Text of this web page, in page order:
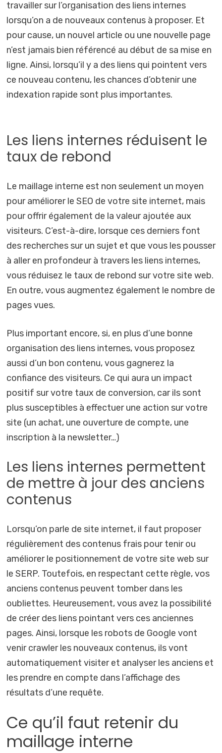
travailler sur l’organisation des liens internes
lorsqu’on a de nouveaux contenus à proposer. Et
pour cause, un nouvel article ou une nouvelle page
n’est jamais bien référencé au début de sa mise en
ligne. Ainsi, lorsqu’il y a des liens qui pointent vers
ce nouveau contenu, les chances d’obtenir une
indexation rapide sont plus importantes.
Les liens internes réduisent le
taux de rebond
Le maillage interne est non seulement un moyen
pour améliorer le SEO de votre site internet, mais
pour offrir également de la valeur ajoutée aux
visiteurs. C’est-à-dire, lorsque ces derniers font
des recherches sur un sujet et que vous les pousser
à aller en profondeur à travers les liens internes,
vous réduisez le taux de rebond sur votre site web.
En outre, vous augmentez également le nombre de
pages vues.
Plus important encore, si, en plus d’une bonne
organisation des liens internes, vous proposez
aussi d’un bon contenu, vous gagnerez la
confiance des visiteurs. Ce qui aura un impact
positif sur votre taux de conversion, car ils sont
plus susceptibles à effectuer une action sur votre
site (un achat, une ouverture de compte, une
inscription à la newsletter…)
Les liens internes permettent
de mettre à jour des anciens
contenus
Lorsqu’on parle de site internet, il faut proposer
régulièrement des contenus frais pour tenir ou
améliorer le positionnement de votre site web sur
le SERP. Toutefois, en respectant cette règle, vos
anciens contenus peuvent tomber dans les
oubliettes. Heureusement, vous avez la possibilité
de créer des liens pointant vers ces anciennes
pages. Ainsi, lorsque les robots de Google vont
venir crawler les nouveaux contenus, ils vont
automatiquement visiter et analyser les anciens et
les prendre en compte dans l’affichage des
résultats d’une requête.
Ce qu’il faut retenir du
maillage interne